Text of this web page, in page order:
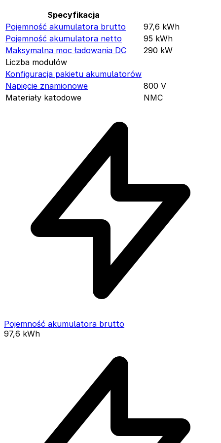
Specyfikacja
Pojemność akumulatora brutto 97,6 kWh
Pojemność akumulatora netto
95 kWh
Maksymalna moc ładowania DC
290 kW
Liczba modułów
Konfiguracja pakietu akumulatorów
Napięcie znamionowe
800 V
Materiały katodowe
NMC
Pojemność akumulatora brutto
97,6 kWh